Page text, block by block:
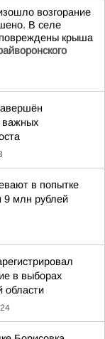
возгорание
В селе
крыша
важных
в попытке
9 млн рублей
в выборах
области